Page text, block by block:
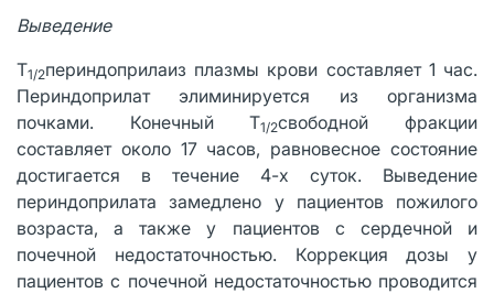
Выведение
T1/2периндоприлаиз плазмы крови составляет 1 час.
Периндоприлат элиминируется из организма
почками. Конечный T1/2свободной фракции
составляет около 17 часов, равновесное состояние
достигается в течение 4-х суток. Выведение
периндоприлата замедлено у пациентов пожилого
возраста, а также у пациентов с сердечной и
почечной недостаточностью. Коррекция дозы у
пациентов с почечной недостаточностью проводится